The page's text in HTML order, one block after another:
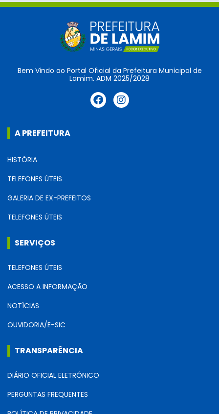
Bem Vindo ao Portal Oficial da Prefeitura Municipal de
Lamim. ADM 2025/2028
A PREFEITURA
HISTÓRIA
TELEFONES ÚTEIS
GALERIA DE EX-PREFEITOS
TELEFONES ÚTEIS
SERVIÇOS
TELEFONES ÚTEIS
ACESSO A INFORMAÇÃO
NOTÍCIAS
OUVIDORIA/E-SIC
TRANSPARÊNCIA
DIÁRIO OFICIAL ELETRÔNICO
PERGUNTAS FREQUENTES